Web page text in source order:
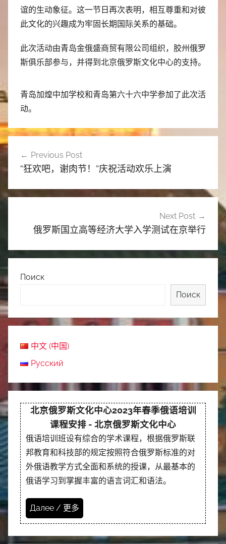
谊的生动象征。这一节日再次表明，相互尊重和对彼
此文化的兴趣成为牢固长期国际关系的基础。
此次活动由青岛金俄盛商贸有限公司组织，胶州俄罗
斯俱乐部参与，并得到北京俄罗斯文化中心的支持。
青岛加煌中加学校和青岛第六十六中学参加了此次活
动。
文
章
航
Previous Post
“狂欢吧，谢肉节！”庆祝活动欢乐上演
Next Post
俄罗斯国立高等经济大学入学测试在京举行
Поиск
Поиск
中文 (中国)
Русский
北京俄罗斯文化中心2023年春季俄语培训
课程安排 - 北京俄罗斯文化中心
俄语培训班设有综合的学术课程，根据俄罗斯联
邦教育和科技部的规定按照符合俄罗斯标准的对
外俄语教学方式全面和系统的授课，从最基本的
俄语学习到掌握丰富的语言词汇和语法。
Далее / 更多